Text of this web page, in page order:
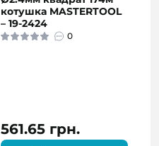
котушка MASTERTOOL
– 19-2424
0
561.65 грн.